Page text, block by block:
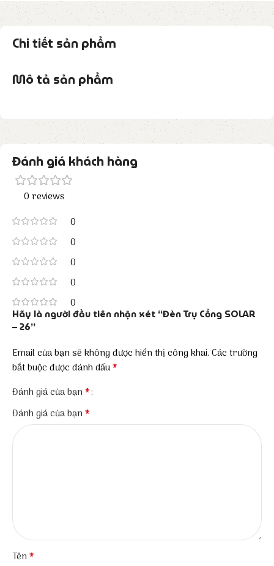
Chi tiết sản phẩm
Mô tả sản phẩm
Đánh giá khách hàng
0 reviews
0
0
0
0
0
Hãy là người đầu tiên nhận xét “Đèn Trụ Cổng SOLAR
– 26”
Email của bạn sẽ không được hiển thị công khai. Các trường
bắt buộc được đánh dấu*
Đánh giá của bạn*
Đánh giá của bạn*
Tên*